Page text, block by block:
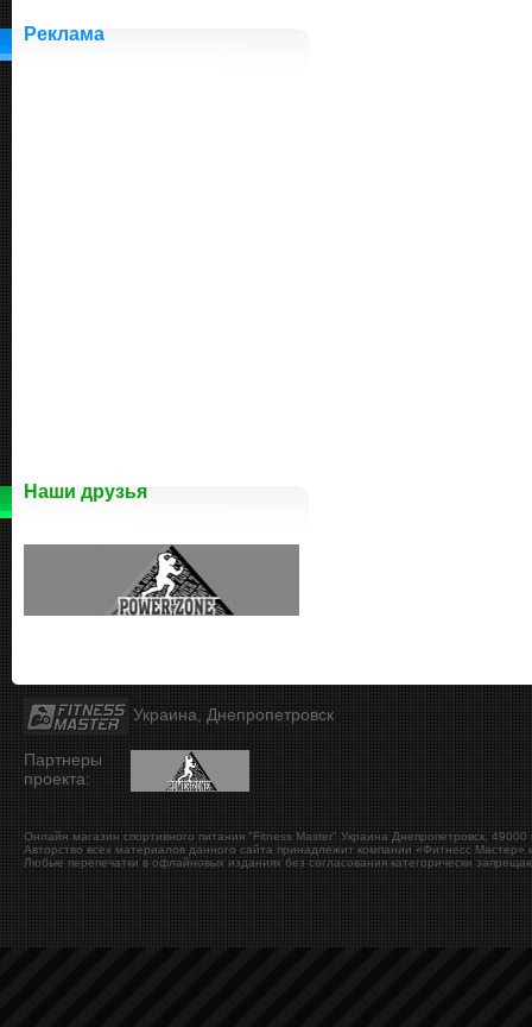
Реклама
Наши друзья
Украина, Днепропетровск
Партнеры
проекта:
Онлайн магазин спортивного питания "Fitness Master" Украина Днепропетровск, 49000
Авторство всех материалов данного сайта принадлежит компании «Фитнесс Мастер»
Любые перепечатки в офлайновых изданиях без согласования категорически